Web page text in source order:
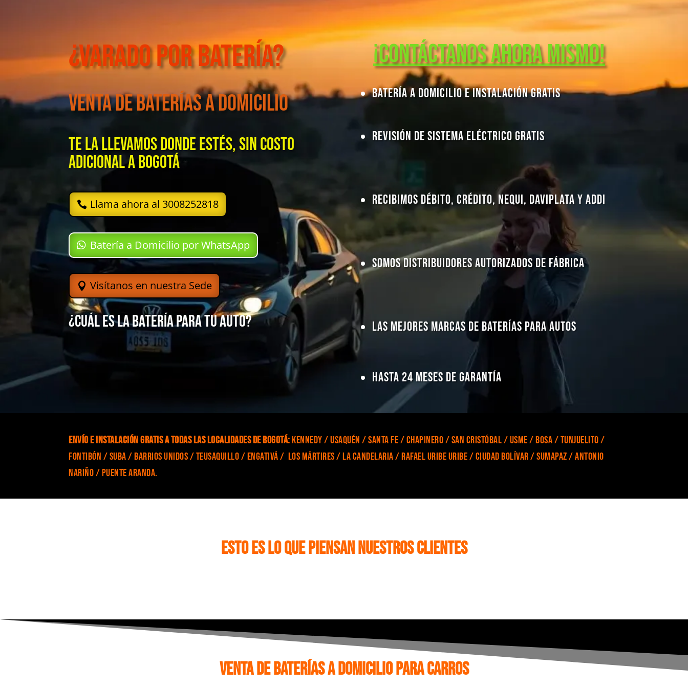
¿Varado por Batería?
venta de baterías a domicilio
Te la llevamos donde estés, sin costo
adicional a Bogotá
Llama ahora al 3008252818
Batería a Domicilio por WhatsApp
Visítanos en nuestra Sede
¿Cuál es la batería para tu auto?
¡Contáctanos Ahora Mismo!
Batería a Domicilio e Instalación Gratis
Revisión de Sistema Eléctrico Gratis
Recibimos Débito, Crédito, Nequi, Daviplata y Addi
Somos Distribuidores Autorizados de Fábrica
Las Mejores Marcas de Baterías para Autos
Hasta 24 Meses de Garantía
Envío e Instalación gratis a todas las localidades de Bogotá:Kennedy / Usaquén / Santa Fe / Chapinero / San Cristóbal / Usme / Bosa / Tunjuelito /
Fontibón / Suba / Barrios Unidos / Teusaquillo / Engativá / Los Mártires / La Candelaria / Rafael Uribe Uribe / Ciudad Bolívar / Sumapaz / Antonio
Nariño / Puente Aranda.
Esto es lo que piensan nuestros clientes
Venta de baterías a domicilio para Carros